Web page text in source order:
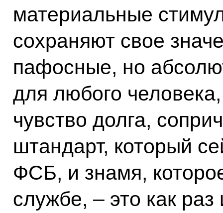
материальные
сохраняют свое
пафосные, но
для любого
чувство долга,
штандарт, который
ФСБ, и знамя,
службе, – это как раз